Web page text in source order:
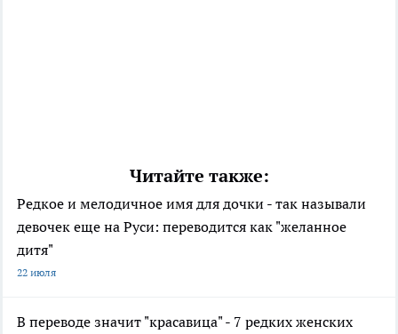
Читайте также:
Редкое и мелодичное имя для дочки - так называли
девочек еще на Руси: переводится как "желанное
дитя"
22 июля
В переводе значит "красавица" - 7 редких женских